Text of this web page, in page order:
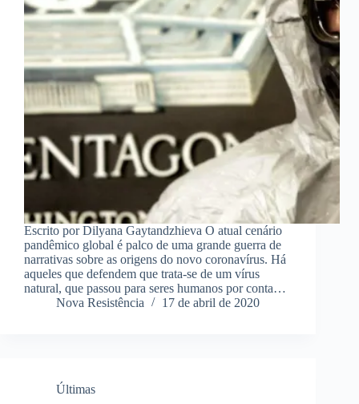
Escrito por Dilyana Gaytandzhieva O atual cenário
pandêmico global é palco de uma grande guerra de
narrativas sobre as origens do novo coronavírus. Há
aqueles que defendem que trata-se de um vírus
natural, que passou para seres humanos por conta…
Nova Resistência
17 de abril de 2020
Últimas